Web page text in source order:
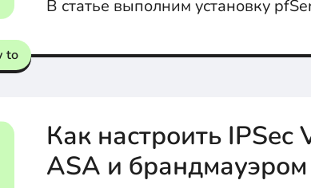
to
В статье выполним установку
Как настроить
ASA и